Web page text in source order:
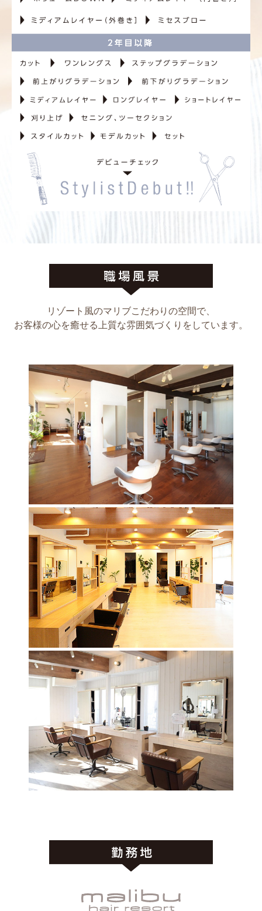
リゾート風のマリブこだわりの空間で、
お客様の心を癒せる上質な雰囲気づくりをしています。